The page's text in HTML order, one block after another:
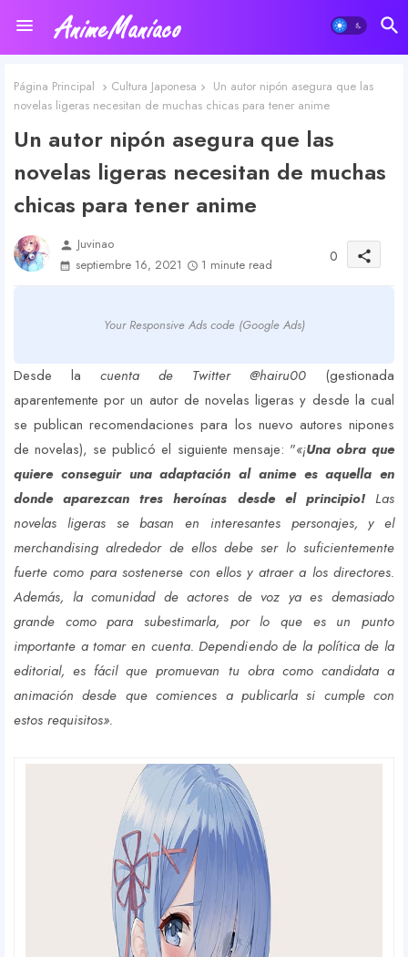
Página Principal Cultura Japonesa
Un autor nipón asegura que las
novelas ligeras necesitan de muchas chicas para tener anime
Un autor nipón asegura que las
novelas ligeras necesitan de muchas
chicas para tener anime
person Juvinao
septiembre 16, 2021
1 minute read 0 share
Your Responsive Ads code (Google Ads)
Desde la cuenta de Twitter @hairu00 (gestionada
aparentemente por un autor de novelas ligeras y desde la cual
se publican recomendaciones para los nuevo autores nipones
de novelas), se publicó el siguiente mensaje: "«¡Una obra que
quiere conseguir una adaptación al anime es aquella en
donde aparezcan tres heroínas desde el principio!Las
novelas ligeras se basan en interesantes personajes, y el
merchandising alrededor de ellos debe ser lo suficientemente
fuerte como para sostenerse con ellos y atraer a los directores.
Además, la comunidad de actores de voz ya es demasiado
grande como para subestimarla, por lo que es un punto
importante a tomar en cuenta. Dependiendo de la política de la
editorial, es fácil que promuevan tu obra como candidata a
animación desde que comiences a publicarla si cumple con
estos requisitos».